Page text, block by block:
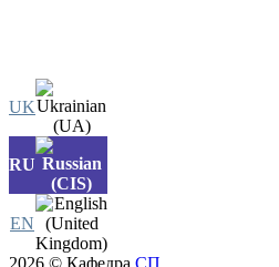
UK
RU
EN
2026 © Кафедра СП